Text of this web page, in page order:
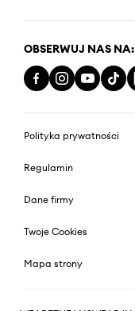
OBSERWUJ NAS NA:
Polityka prywatności
Regulamin
Dane firmy
Twoje Cookies
Mapa strony